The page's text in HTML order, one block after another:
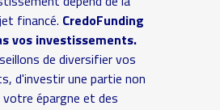
financé. CredoFunding
vos investissements.
de diversifier vos
d'investir une partie non
épargne et des